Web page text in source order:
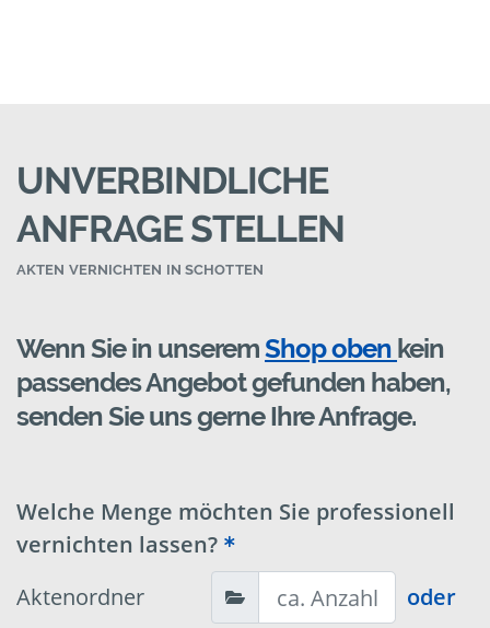
UNVERBINDLICHE
ANFRAGE STELLEN
AKTEN VERNICHTEN IN SCHOTTEN
Wenn Sie in unseremShop oben kein
passendes Angebot gefunden haben,
senden Sie uns gerne Ihre Anfrage.
Welche Menge möchten Sie professionell
vernichten lassen?
Aktenordner
oder